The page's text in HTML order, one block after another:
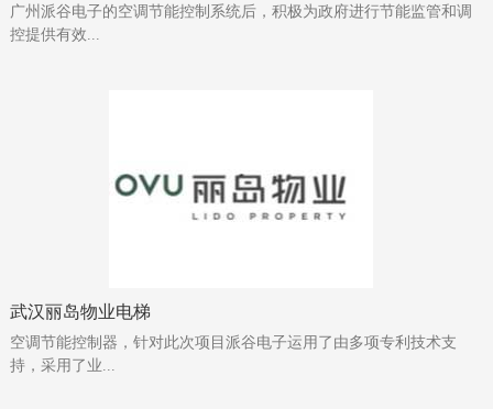
广州派谷电子的空调节能控制系统后，积极为政府进行节能监管和调
控提供有效...
武汉丽岛物业电梯
空调节能控制器，针对此次项目派谷电子运用了由多项专利技术支
持，采用了业...